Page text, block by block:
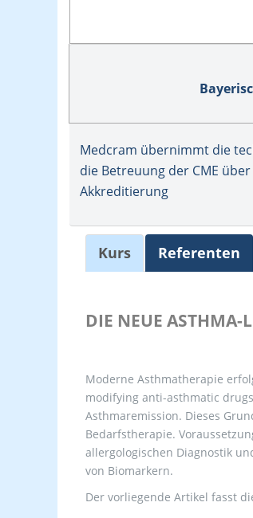
Medcram übernimmt die
die Betreuung der CME
Akkreditierung
Kurs Referenten
DIE NEUE ASTHMA-
Moderne Asthmatherapie
modifying anti-asthmatic
Asthmaremission. Dieses
Bedarfstherapie.
allergologischen Diagnostik
von Biomarkern.
Der vorliegende Artikel fasst